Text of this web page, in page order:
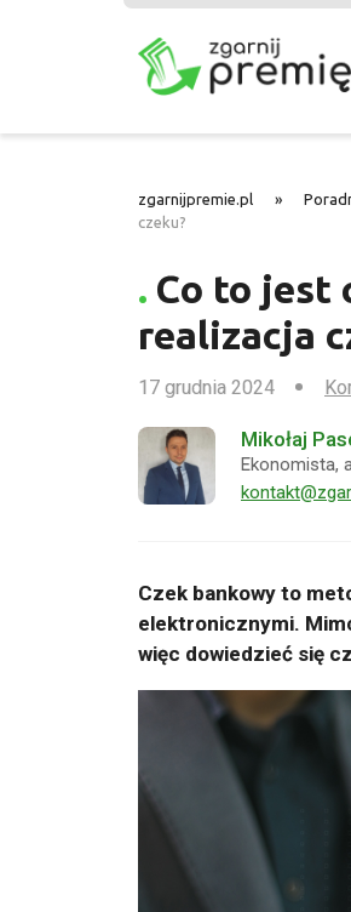
zgarnijpremie.pl »
czeku?
Co to jest
realizacja
17 grudnia 2024
Mikołaj
Ekonomista,
Czek bankowy to
elektronicznymi.
więc dowiedzieć się